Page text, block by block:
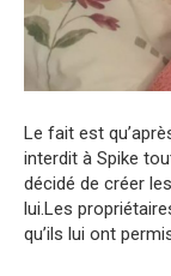
Le fait est
interdit à Spike
décidé de créer
lui.Les
qu’ils lui ont